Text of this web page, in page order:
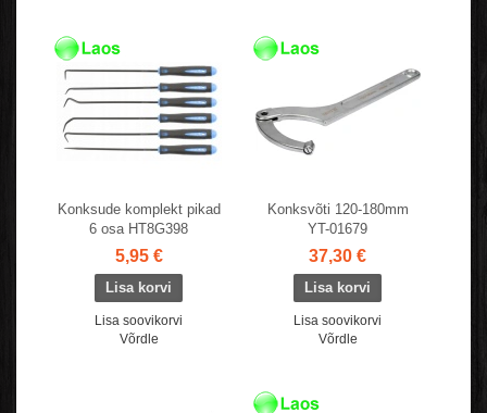
Konksude komplekt pikad
6 osa HT8G398
5,95 €
Lisa soovikorvi
Võrdle
Konksvõti 120-180mm
YT-01679
37,30 €
Lisa soovikorvi
Võrdle